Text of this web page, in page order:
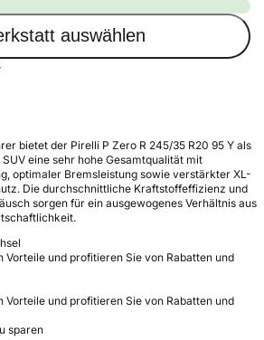
auswählen
bietet der Pirelli P Zero R 245/35 R20 95 Y als
eine sehr hohe Gesamtqualität mit
optimaler Bremsleistung sowie verstärkter XL-
Die durchschnittliche Kraftstoffeffizienz und
sorgen für ein ausgewogenes Verhältnis aus
Vorteile und profitieren Sie von Rabatten und
Vorteile und profitieren Sie von Rabatten und
sparen